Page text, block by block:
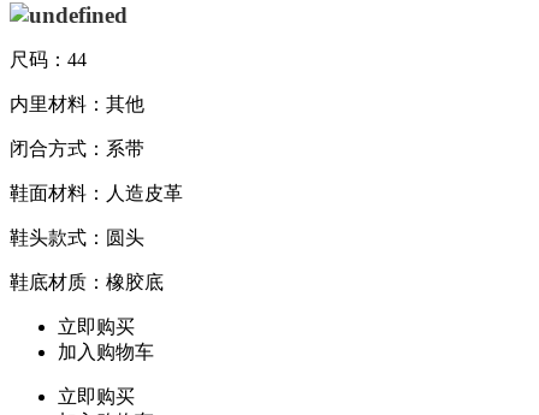
尺码：44
内里材料：其他
闭合方式：系带
鞋面材料：人造皮革
鞋头款式：圆头
鞋底材质：橡胶底
立即购买
加入购物车
立即购买